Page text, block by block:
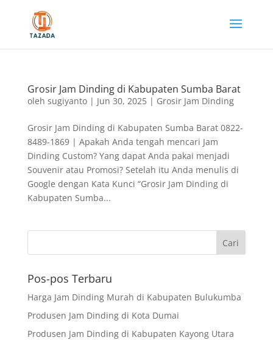
Grosir Jam Dinding di Kabupaten Sumba Barat
oleh sugiyanto| Jun 30, 2025| Grosir Jam Dinding
Grosir Jam Dinding di Kabupaten Sumba Barat 0822-
8489-1869 | Apakah Anda tengah mencari Jam
Dinding Custom? Yang dapat Anda pakai menjadi
Souvenir atau Promosi? Setelah itu Anda menulis di
Google dengan Kata Kunci “Grosir Jam Dinding di
Kabupaten Sumba...
Pos-pos Terbaru
Harga Jam Dinding Murah di Kabupaten Bulukumba
Produsen Jam Dinding di Kota Dumai
Produsen Jam Dinding di Kabupaten Kayong Utara